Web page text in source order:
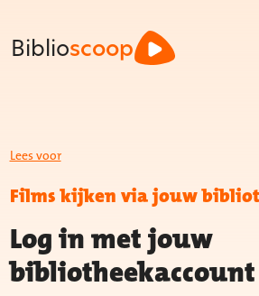
Biblioscoop
Lees voor
Films kijken via jouw
Log in met jouw
bibliotheekaccount